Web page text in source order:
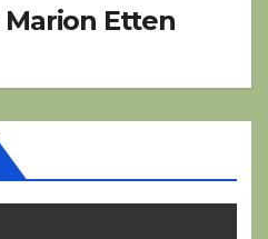
Marion Etten